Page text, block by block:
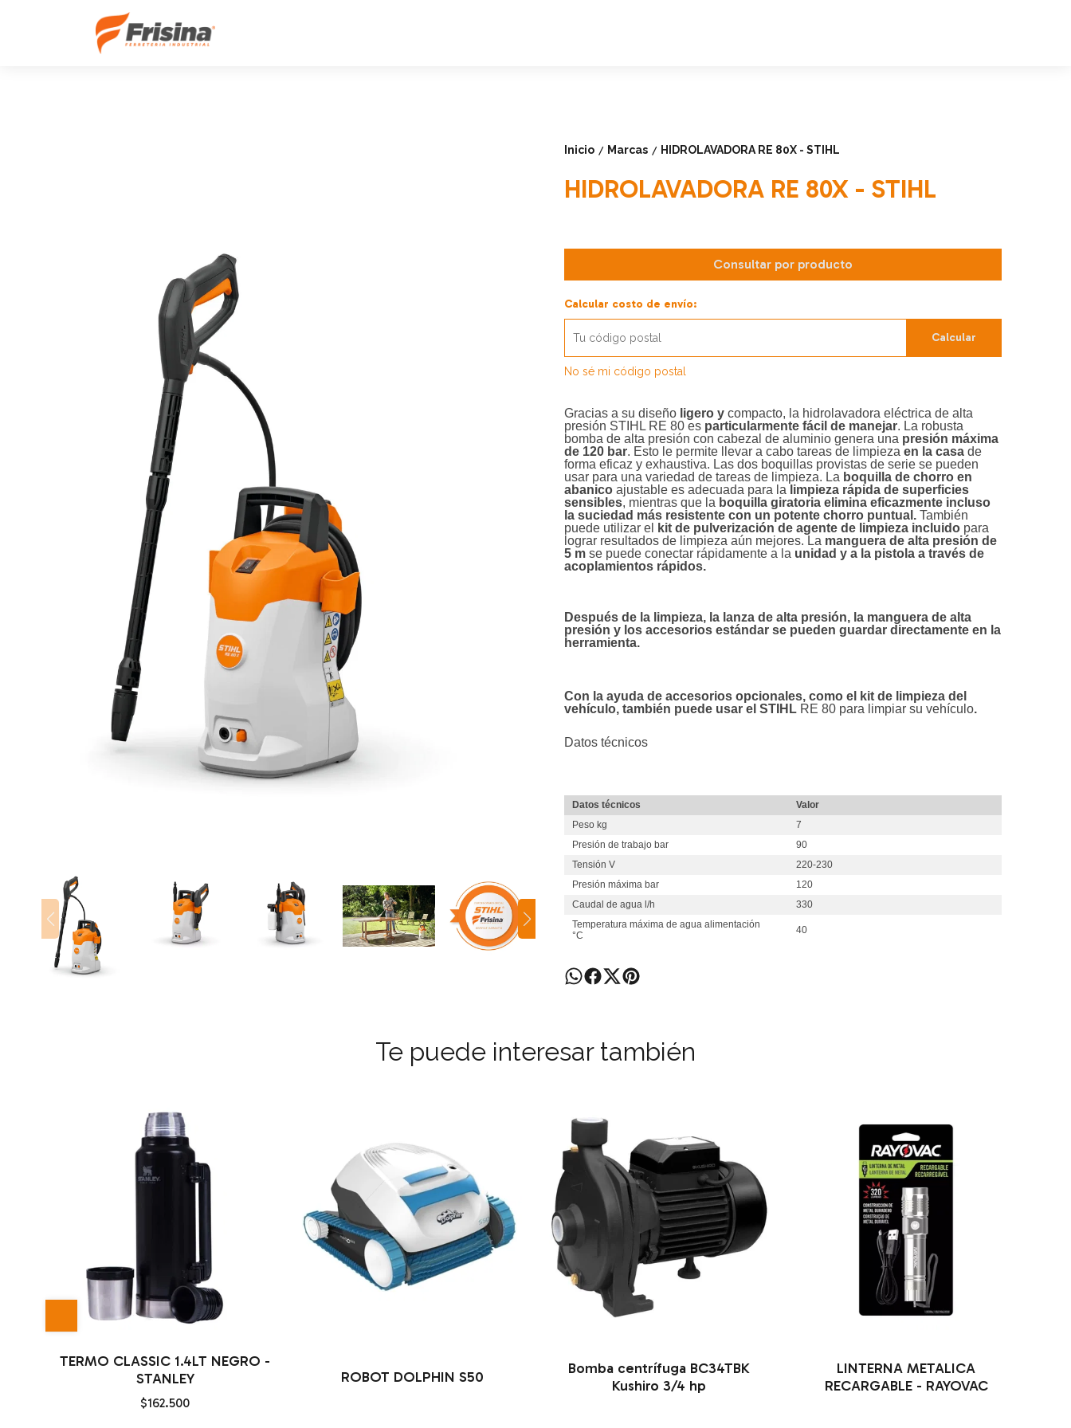
Inicio / Marcas / HIDROLAVADORA RE 80X - STIHL
HIDROLAVADORA RE 80X - STIHL
Consultar por producto
Calcular costo de envío:
Calcular
No sé mi código postal
Gracias a su diseño ligero y compacto, la hidrolavadora eléctrica de alta
presión STIHL RE 80 es particularmente fácil de manejar. La robusta
bomba de alta presión con cabezal de aluminio genera una presión máxima
de 120 bar. Esto le permite llevar a cabo tareas de limpieza en la casade
forma eficaz y exhaustiva. Las dos boquillas provistas de serie se pueden
usar para una variedad de tareas de limpieza. La boquilla de chorro en
abanicoajustable es adecuada para la limpieza rápida de superficies
sensibles, mientras que la boquilla giratoria elimina eficazmente incluso
la suciedad más resistente con un potente chorro puntual.También
puede utilizar el
kit de pulverización de agente de limpieza incluidopara
lograr resultados de limpieza aún mejores. La manguera de alta presión de
5 mse puede conectar rápidamente a la unidad y a la pistola a través de
acoplamientos rápidos.
Después de la limpieza, la lanza de alta presión, la manguera de alta
presión y los accesorios estándar se pueden guardar directamente en la
herramienta.
Con la ayuda de accesorios opcionales, como el
kit de limpieza del
vehículo, también puede usar el STIHL RE 80 para limpiar su vehículo.
Datos técnicos
Datos técnicos
Valor
Peso kg
7
Presión de trabajo bar
90
Tensión V
220-230
Presión máxima bar
120
Caudal de agua l/h
330
Temperatura máxima de agua alimentación
°C
40
Te puede interesar también
TERMO CLASSIC 1.4LT NEGRO -
STANLEY
$162.500
ROBOT DOLPHIN S50
Bomba centrífuga BC34TBK
Kushiro 3/4 hp
LINTERNA METALICA
RECARGABLE - RAYOVAC